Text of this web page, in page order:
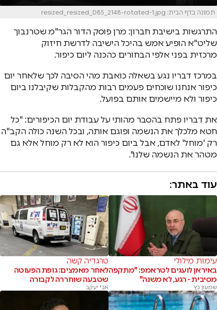
תמונה בדף הבית: resized_resized_D85_2148-rotated-1.jpg
התרגשות בישיבת חברון: מרן פוסק הדור הגר"מ שטרנבוך
שליט"א הופיע אמש בהיכל הישיבה לדרשת חיזוק
מרכזית בפני אלפי הבחורים כהכנה ליום כיפור.
במרכז דבריו נגע בשאלה כואבת מהי הסיבה לכך שלאחר יום
כיפור אנחנו שוכחים פעמים רבות מהקבלות שקיבלנו ביום
כיפור ולא מיישמים אותם בפועל.
את דבריו פתח בהסבר מהותי על עבודת יום הכיפורים: "כל
חטא מלכלך את הנשמה ופוגם אותה, ובכל השנה כולה הקב"ה
רק 'מוחל' לאדם, אבל ביום כיפור הוא לא רק מוחל אלא גם
מטהר את הנשמה שלנו".
עוד באתר:
עימות מילולי
באיראן לועגים לטראמפ: "מתקפה
מסיבית - רגע, לא משנה"
שמעון כץ
טרגדיה קשה
לאחר מאמצים: גופת הפעוטה
שטבעה שוחררה לקבורה
אבי יעקב